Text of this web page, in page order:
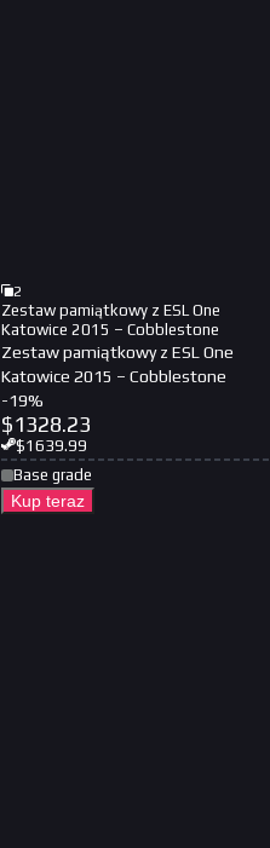
2
Zestaw pamiątkowy z ESL One
Katowice 2015 – Cobblestone
Zestaw pamiątkowy z ESL One
Katowice 2015 – Cobblestone
-19%
$1328.23
$1639.99
Base grade
Kup teraz